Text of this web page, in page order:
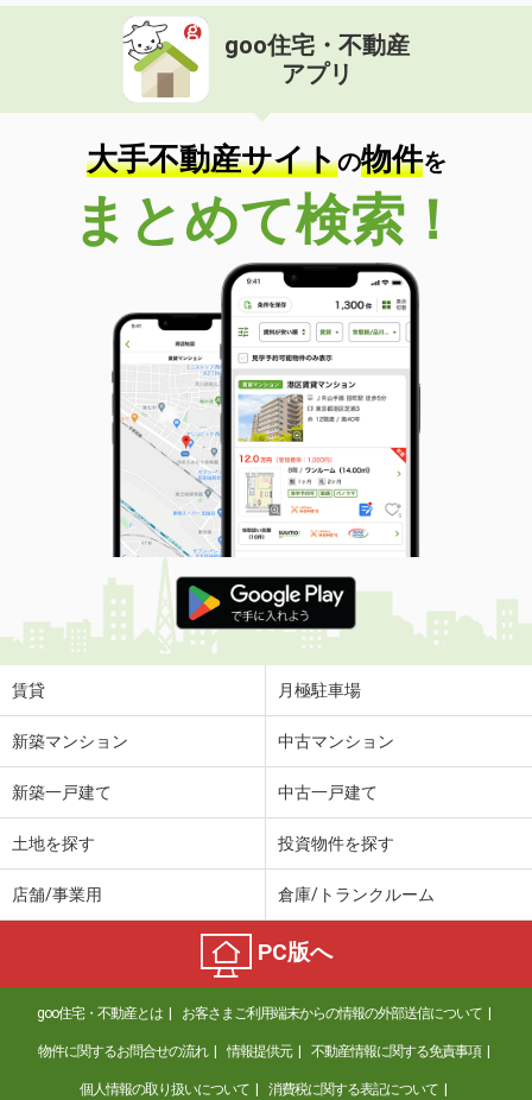
群馬県館林市上赤生田町
価 格
住 所
群馬県館林市上赤生田町
専有面積 37.37m²
間取り
1LDK
群馬県高崎市菅谷町
価 格
4.20万円
群馬県高崎市菅谷町
46.23m²
間取り
3K
群馬県前橋市富士見町原之郷
価 格
3.50万円
住 所
群馬県前橋市富士見町原之郷
専有面積 23.71m²
間取り
1K
群馬県渋川市阿久津
価 格
3.90万円
住 所
群馬県渋川市阿久津
専有面積
群馬県前橋市西片貝町５
3.70万円
群馬県渋川市阿久津
3.90万円
住 所
群馬県渋川市阿久津
専有面積 23.71m²
間取り
1K
群馬県伊勢崎市除ケ町
goo住宅・不動産
アプリ
大手不動産サイトの物件を
まとめて検索！
賃貸 月極駐車場
新築マンション 中古マンション
新築一戸建て 中古一戸建て
土地を探す 投資物件を探す
店舗/事業用 倉庫/トランクルーム
PC版へ
goo住宅・不動産とは お客さまご利用端末からの情報の外部送信について
物件に関するお問合せの流れ 情報提供元 不動産情報に関する免責事項
個人情報の取り扱いについて 消費税に関する表記について